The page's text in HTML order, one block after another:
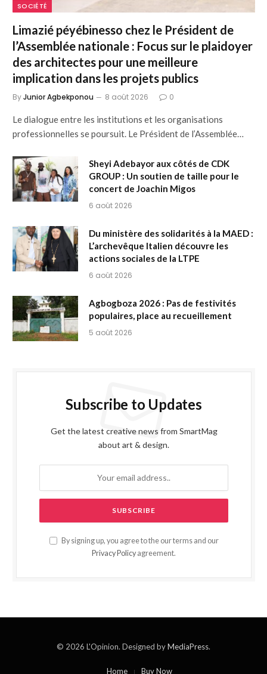
SOCIÉTÉ
Limazié péyébinesso chez le Président de
l’Assemblée nationale : Focus sur le plaidoyer
des architectes pour une meilleure
implication dans les projets publics
ByJunior Agbekponou 8 août 2026 0
Le dialogue entre les institutions et les organisations
professionnelles se poursuit. Le Président de l’Assemblée…
Sheyi Adebayor aux côtés de CDK
GROUP : Un soutien de taille pour le
concert de Joachin Migos
6 août 2026
Du ministère des solidarités à la MAED :
L’archevêque Italien découvre les
actions sociales de la LTPE
6 août 2026
Agbogboza 2026 : Pas de festivités
populaires, place au recueillement
5 août 2026
Subscribe to Updates
Get the latest creative news from SmartMag
about art & design.
By signing up, you agree to the our terms and our
Privacy Policy agreement.
© 2026 L'Opinion. Designed byMediaPress.
Home Buy Now